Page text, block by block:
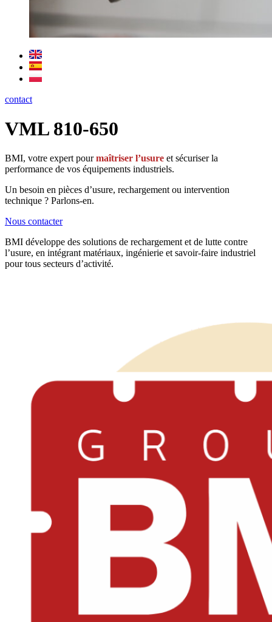
contact
VML 810-650
BMI, votre expert pourmaîtriser l’usure et sécuriser la
performance de vos équipements industriels.
Un besoin en pièces d’usure, rechargement ou intervention
technique ? Parlons-en.
Nous contacter
BMI développe des solutions de rechargement et de lutte contre
l’usure, en intégrant matériaux, ingénierie et savoir-faire industriel
pour tous secteurs d’activité.